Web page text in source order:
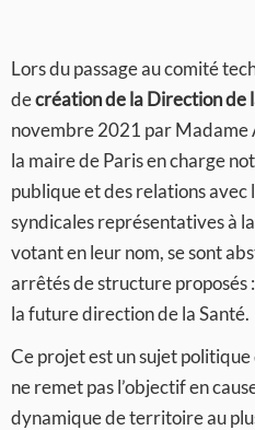
Lors du passage au comité
decréation de la Direction de
novembre 2021 par Madame
la maire de Paris en charge
publique et des relations avec
syndicales représentatives à
votant en leur nom, se sont
arrêtés de structure proposés
la future direction de la Santé.
Ce projet est un sujet
ne remet pas l’objectif en
dynamique de territoire au